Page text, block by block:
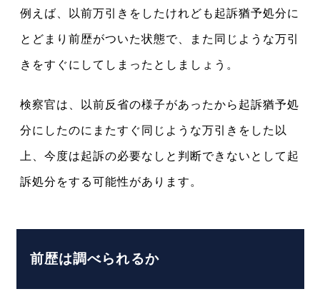
例えば、以前万引きをしたけれども起訴猶予処分に
とどまり前歴がついた状態で、また同じような万引
きをすぐにしてしまったとしましょう。
検察官は、以前反省の様子があったから起訴猶予処
分にしたのにまたすぐ同じような万引きをした以
上、今度は起訴の必要なしと判断できないとして起
訴処分をする可能性があります。
前歴は調べられるか